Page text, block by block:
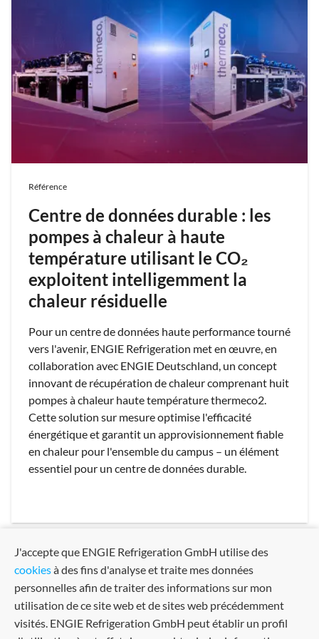
Référence
Centre de données durable : les
pompes à chaleur à haute
température utilisant le CO₂
exploitent intelligemment la
chaleur résiduelle
Pour un centre de données haute performance tourné
vers l'avenir, ENGIE Refrigeration met en œuvre, en
collaboration avec ENGIE Deutschland, un concept
innovant de récupération de chaleur comprenant huit
pompes à chaleur haute température thermeco2.
Cette solution sur mesure optimise l'efficacité
énergétique et garantit un approvisionnement fiable
en chaleur pour l'ensemble du campus – un élément
essentiel pour un centre de données durable.
arrow_back
J'accepte que ENGIE Refrigeration GmbH utilise des
cookiesà des fins d'analyse et traite mes données
personnelles afin de traiter des informations sur mon
utilisation de ce site web et de sites web précédemment
visités. ENGIE Refrigeration GmbH peut établir un profil